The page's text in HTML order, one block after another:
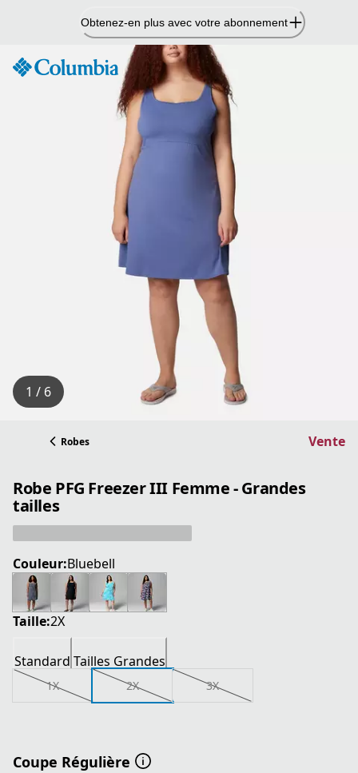
Obtenez-en plus avec votre abonnement
1 / 6
Robes Vente
Robe PFG Freezer III Femme - Grandes
tailles
Couleur:Bluebell
Taille:2X
Standard Tailles Grandes
1X 2X 3X
Coupe Régulière